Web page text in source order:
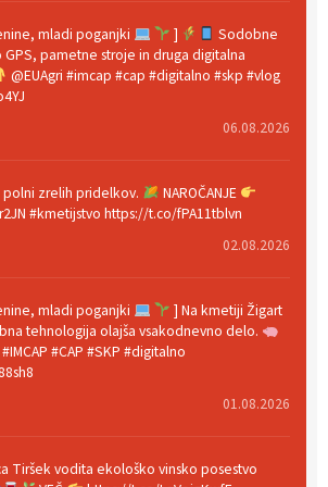
mladi poganjki ]
Sodobne
pametne stroje in druga digitalna
@EUAgri #imcap #cap #digitalno #skp #vlog
06.08.2026
polni zrelih pridelkov.
NAROČANJE
#kmetijstvo https://t.co/fPA11tblvn
02.08.2026
mladi poganjki
] Na kmetiji Žigart
tehnologija olajša vsakodnevno delo.
#CAP #SKP #digitalno
01.08.2026
Tiršek vodita ekološko vinsko posestvo